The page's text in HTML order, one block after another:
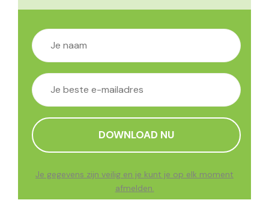
Je gegevens zijn veilig en je kunt je op elk moment
afmelden.